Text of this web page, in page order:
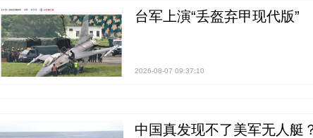
台军上演“丢盔弃甲现代版”
2026-08-07 09:37:10
中国真发现不了美军无人艇